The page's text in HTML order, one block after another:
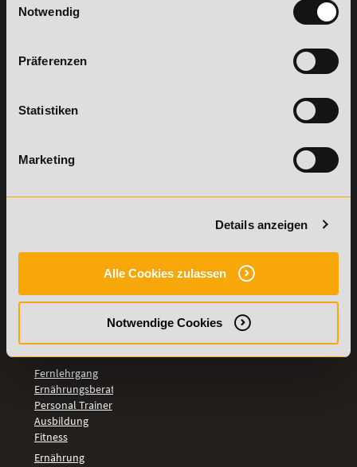
Notwendig
Präferenzen
Statistiken
Marketing
Details anzeigen
Alle Cookies zulassen
Notwendige Cookies
Fax:
+49 (0) 7191 - 229 87 – 99
Freitag: 8:00 - 17:00 Uhr
Samstag: 9:00 - 15:00 Uhr
Vertrag
Partnerprogramm
Stellenangebote
Weiterbildungen
LEHRGÄNGE
Fitnesstrainer A-
Fernlehrgang
Personal Trainer
Personal Coach
werden
Mentaltrainer
Motivationstrainer
BILDUNGSBEREICHE
Fernlehrgang
Ernährungsberater
Personal Trainer
Ausbildung
Fitness
Ernährung